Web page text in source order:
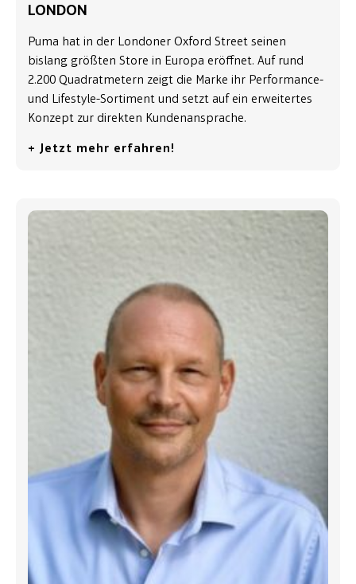
ONDON
Puma hat in der Londoner Oxford Street seinen
bislang größten Store in Europa eröffnet. Auf rund
2.200 Quadratmetern zeigt die Marke ihr Performance-
und Lifestyle-Sortiment und setzt auf ein erweitertes
Konzept zur direkten Kundenansprache.
+ Jetzt mehr erfahren!